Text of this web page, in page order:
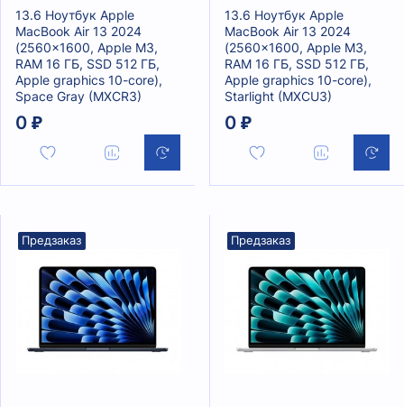
13.6 Ноутбук Apple
MacBook Air 13 2024
(2560x1600, Apple M3,
RAM 16 ГБ, SSD 512 ГБ,
Apple graphics 10-core),
Space Gray (MXCR3)
0 ₽
13.6 Ноутбук Apple
MacBook Air 13 2024
(2560x1600, Apple M3,
RAM 16 ГБ, SSD 512 ГБ,
Apple graphics 10-core),
Starlight (MXCU3)
0 ₽
Предзаказ Предзаказ